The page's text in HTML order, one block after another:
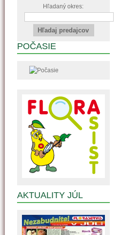
Hľadaný okres:
POČASIE
AKTUALITY JÚL